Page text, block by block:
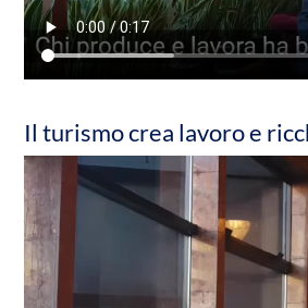
Il turismo crea lavoro e